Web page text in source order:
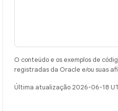
O conteúdo e os exemplos de
registradas da Oracle e/ou suas
Última atualização 2026-06-18